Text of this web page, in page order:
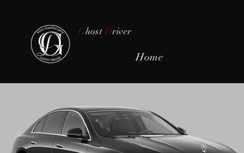
Ghost Driver
Home